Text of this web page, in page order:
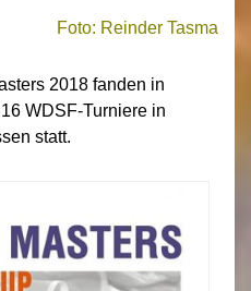
Foto: Reinder Tasma
2018 fanden in
WDSF-Turniere in
statt.